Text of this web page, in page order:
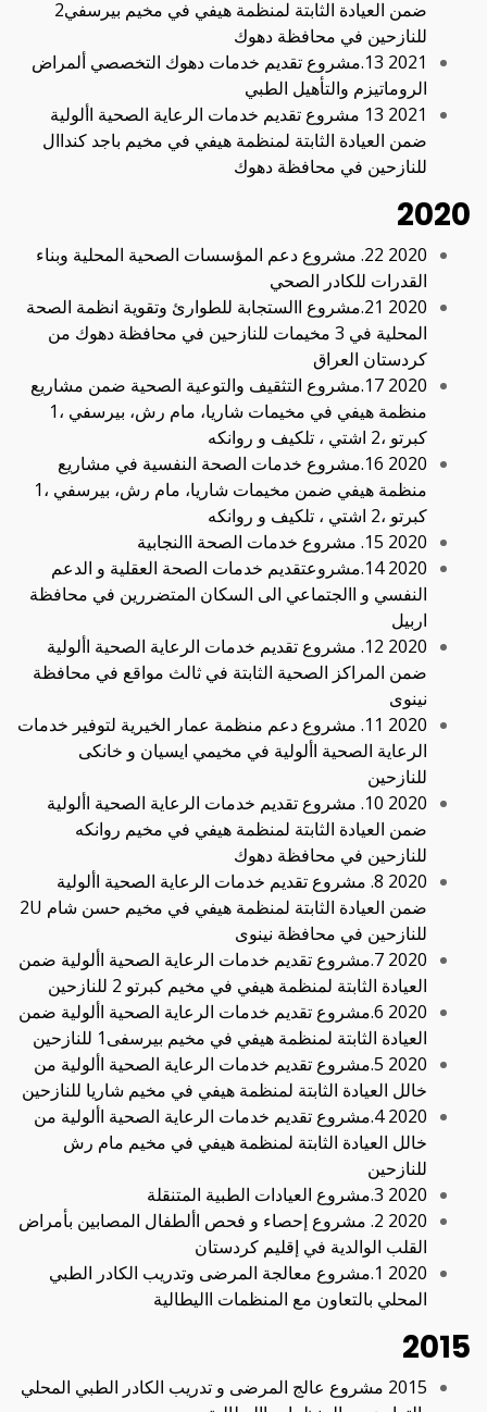
ضمن العيادة الثابتة لمنظمة هيفي في مخيم بيرسفي2
للنازحين في محافظة دهوك
2021 13.مشروع تقديم خدمات دهوك التخصصي ألمراض
الروماتيزم والتأهيل الطبي
2021 13 مشروع تقديم خدمات الرعاية الصحية األولية
ضمن العيادة الثابتة لمنظمة هيفي في مخيم باجد كنداال
للنازحين في محافظة دهوك
2020
2020 22. مشروع دعم المؤسسات الصحية المحلية وبناء
القدرات للكادر الصحي
2020 21.مشروع االستجابة للطوارئ وتقوية انظمة الصحة
المحلية في 3 مخيمات للنازحين في محافظة دهوك من
كردستان العراق
2020 17.مشروع التثقيف والتوعية الصحية ضمن مشاريع
منظمة هيفي في مخيمات شاريا، مام رش، بيرسفي ،1
كبرتو ،2 اشتي ، تلكيف و روانكه
2020 16.مشروع خدمات الصحة النفسية في مشاريع
منظمة هيفي ضمن مخيمات شاريا، مام رش، بيرسفي ،1
كبرتو ،2 اشتي ، تلكيف و روانكه
2020 15. مشروع خدمات الصحة االنجابية
2020 14.مشروعتقديم خدمات الصحة العقلية و الدعم
النفسي و االجتماعي الى السكان المتضررين في محافظة
اربيل
2020 12. مشروع تقديم خدمات الرعاية الصحية األولية
ضمن المراكز الصحية الثابتة في ثالث مواقع في محافظة
نينوى
2020 11. مشروع دعم منظمة عمار الخيرية لتوفير خدمات
الرعاية الصحية األولية في مخيمي ايسيان و خانكى
للنازحين
2020 10. مشروع تقديم خدمات الرعاية الصحية األولية
ضمن العيادة الثابتة لمنظمة هيفي في مخيم روانكه
للنازحين في محافظة دهوك
2020 8. مشروع تقديم خدمات الرعاية الصحية األولية
ضمن العيادة الثابتة لمنظمة هيفي في مخيم حسن شام 2U
للنازحين في محافظة نينوى
2020 7.مشروع تقديم خدمات الرعاية الصحية األولية ضمن
العيادة الثابتة لمنظمة هيفي في مخيم كبرتو 2 للنازحين
2020 6.مشروع تقديم خدمات الرعاية الصحية األولية ضمن
العيادة الثابتة لمنظمة هيفي في مخيم بيرسفى1 للنازحين
2020 5.مشروع تقديم خدمات الرعاية الصحية األولية من
خالل العيادة الثابتة لمنظمة هيفي في مخيم شاريا للنازحين
2020 4.مشروع تقديم خدمات الرعاية الصحية األولية من
خالل العيادة الثابتة لمنظمة هيفي في مخيم مام رش
للنازحين
2020 3.مشروع العيادات الطبية المتنقلة
2020 2. مشروع إحصاء و فحص األطفال المصابين بأمراض
القلب الوالدية في إقليم كردستان
2020 1.مشروع معالجة المرضى وتدريب الكادر الطبي
المحلي بالتعاون مع المنظمات االيطالية
2015
2015 مشروع عالج المرضى و تدريب الكادر الطبي المحلي